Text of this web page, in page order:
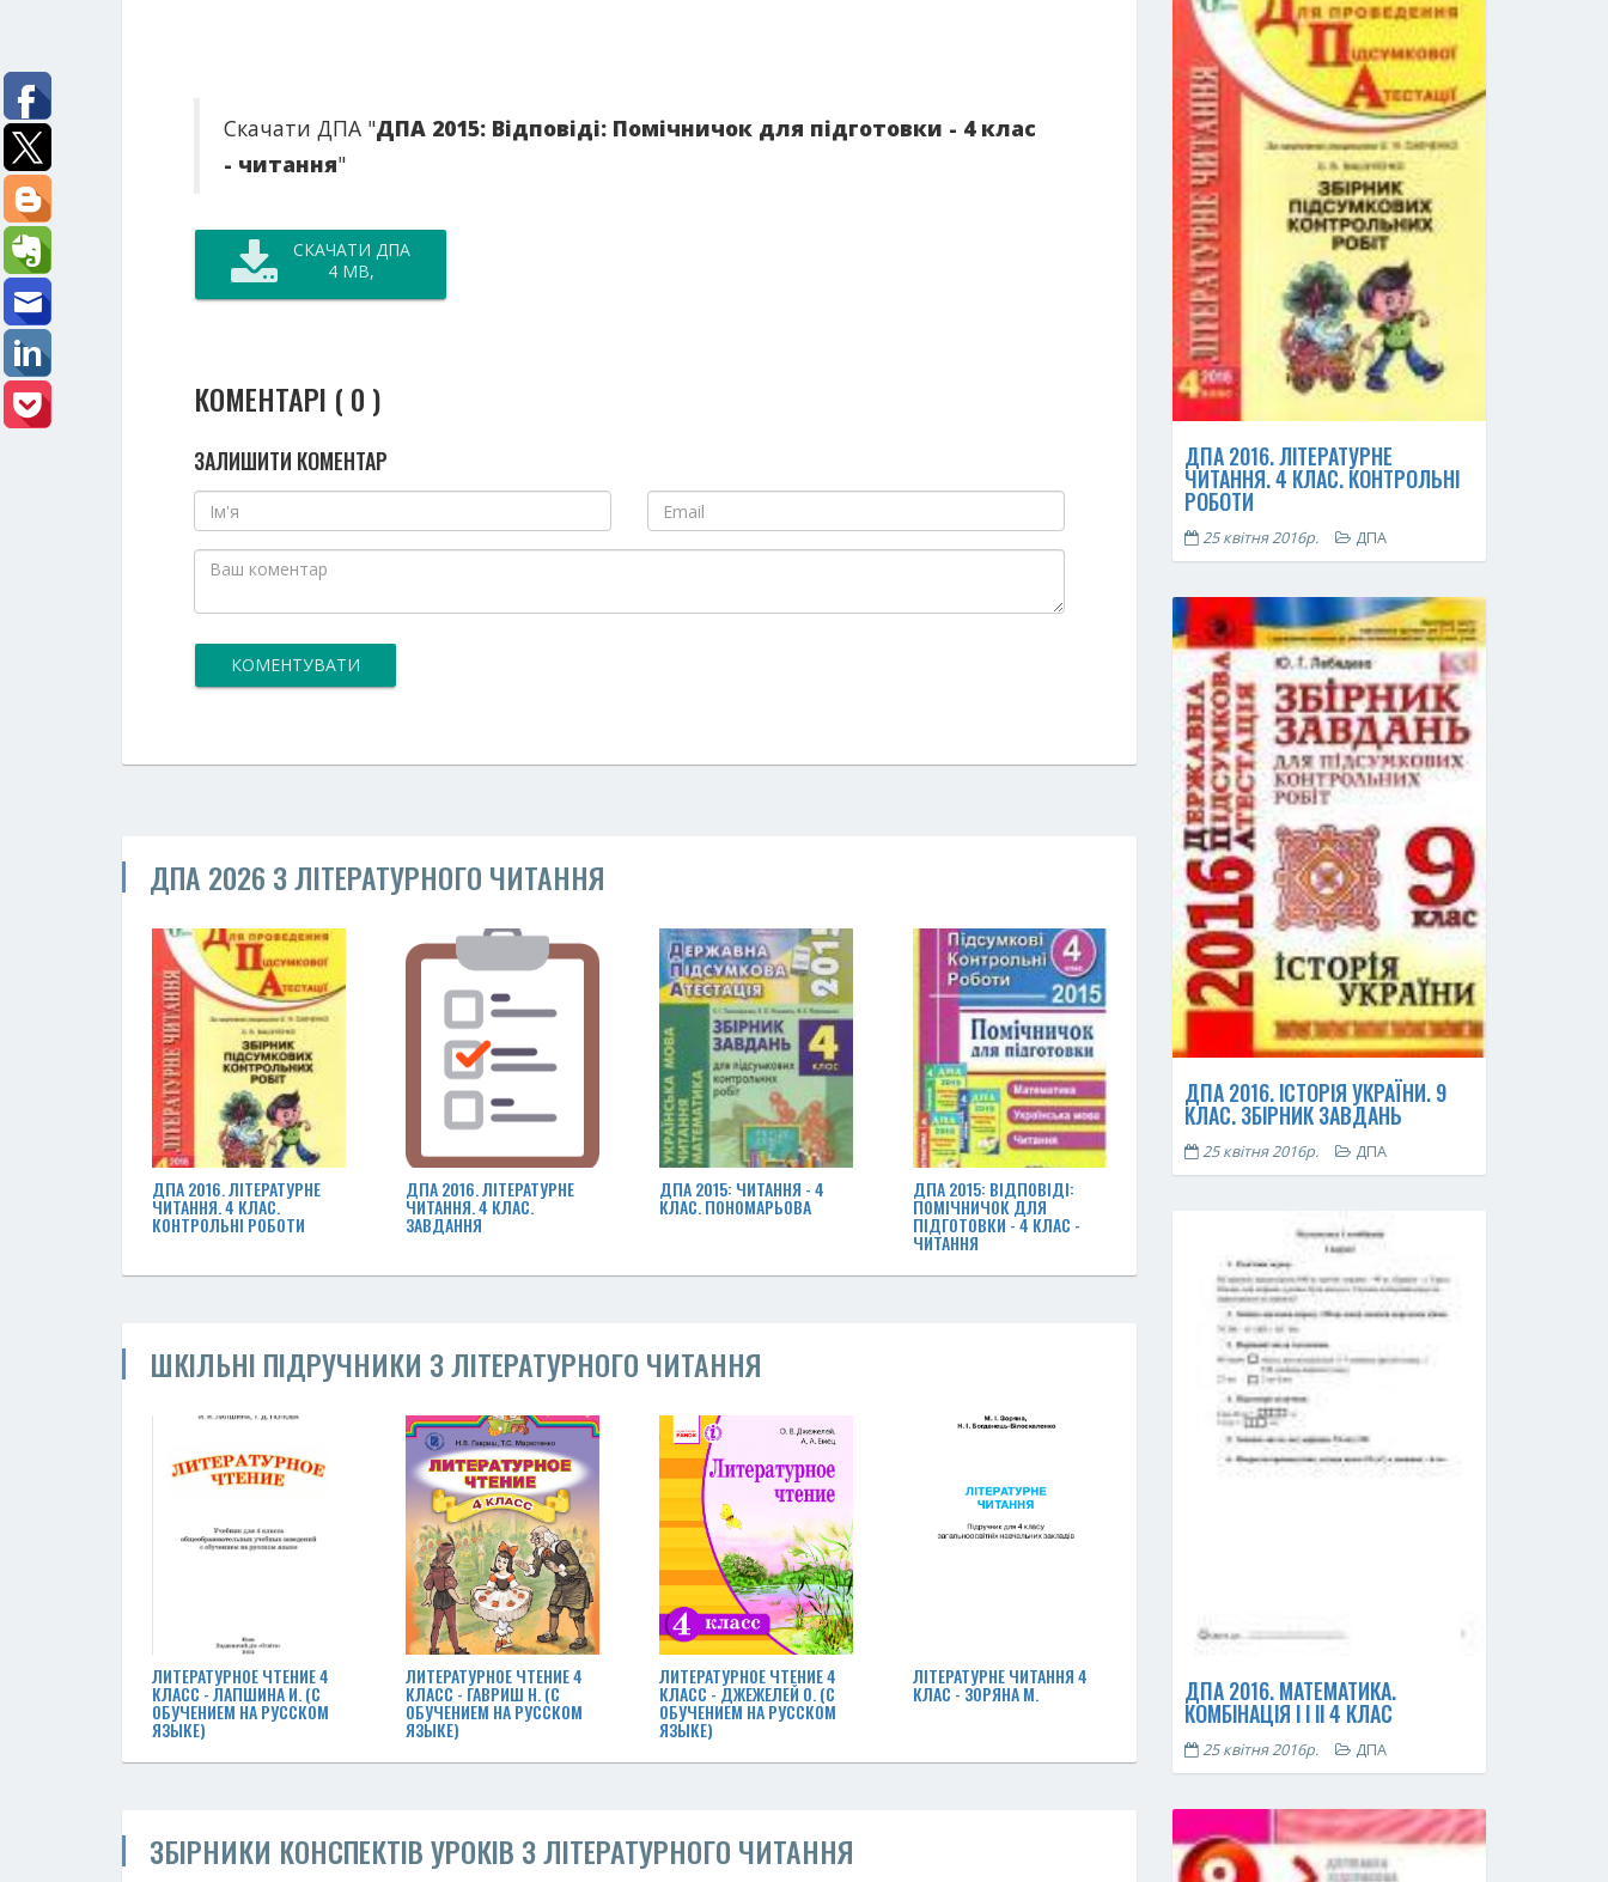
Скачати ДПА "ДПА 2015: Відповіді: Помічничок для підготовки - 4 клас
- читання"
СКАЧАТИ ДПА
4 MB,
КОМЕНТАРІ ( 0 )
ЗАЛИШИТИ КОМЕНТАР
КОМЕНТУВАТИ
ДПА 2026 З ЛІТЕРАТУРНОГО ЧИТАННЯ
ДПА 2016. ЛІТЕРАТУРНЕ
ЧИТАННЯ. 4 КЛАС.
КОНТРОЛЬНІ РОБОТИ
ДПА 2016. ЛІТЕРАТУРНЕ
ЧИТАННЯ. 4 КЛАС.
ЗАВДАННЯ
ДПА 2015: ЧИТАННЯ - 4
КЛАС. ПОНОМАРЬОВА
ДПА 2015: ВІДПОВІДІ:
ПОМІЧНИЧОК ДЛЯ
ПІДГОТОВКИ - 4 КЛАС -
ЧИТАННЯ
ШКІЛЬНІ ПІДРУЧНИКИ З ЛІТЕРАТУРНОГО ЧИТАННЯ
ЛИТЕРАТУРНОЕ ЧТЕНИЕ 4
КЛАСС - ЛАПШИНА И. (С
ОБУЧЕНИЕМ НА РУССКОМ
ЯЗЫКЕ)
ЛИТЕРАТУРНОЕ ЧТЕНИЕ 4
КЛАСС - ГАВРИШ Н. (С
ОБУЧЕНИЕМ НА РУССКОМ
ЯЗЫКЕ)
ЛИТЕРАТУРНОЕ ЧТЕНИЕ 4
КЛАСС - ДЖЕЖЕЛЕЙ О. (С
ОБУЧЕНИЕМ НА РУССКОМ
ЯЗЫКЕ)
ЛІТЕРАТУРНЕ ЧИТАННЯ 4
КЛАС - ЗОРЯНА М.
ЗБІРНИКИ КОНСПЕКТІВ УРОКІВ З ЛІТЕРАТУРНОГО ЧИТАННЯ
ДПА 2016. ЛІТЕРАТУРНЕ
ЧИТАННЯ. 4 КЛАС. КОНТРОЛЬНІ
РОБОТИ
25 квітня 2016р. ДПА
ДПА 2016. ІСТОРІЯ УКРАЇНИ. 9
КЛАС. ЗБІРНИК ЗАВДАНЬ
25 квітня 2016р. ДПА
ДПА 2016. МАТЕМАТИКА.
КОМБІНАЦІЯ І І ІІ 4 КЛАС
25 квітня 2016р. ДПА